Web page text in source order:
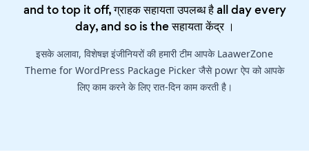
and to top it off, ग्राहक सहायता उपलब्ध है all day every
day, and so is theसहायता केंद्र।
इसके अलावा, विशेषज्ञ इंजीनियरों की हमारी टीम आपके LaawerZone
Theme for WordPress Package Picker जैसे powr ऐप को आपके
लिए काम करने के लिए रात-दिन काम करती है।